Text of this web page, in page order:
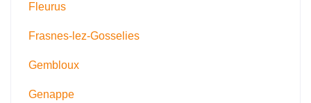
Fleurus
Frasnes-lez-Gosselies
Gembloux
Genappe